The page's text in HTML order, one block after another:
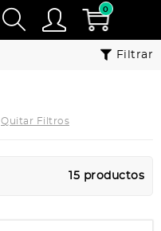
0
Filtrar
Quitar Filtros
15 productos